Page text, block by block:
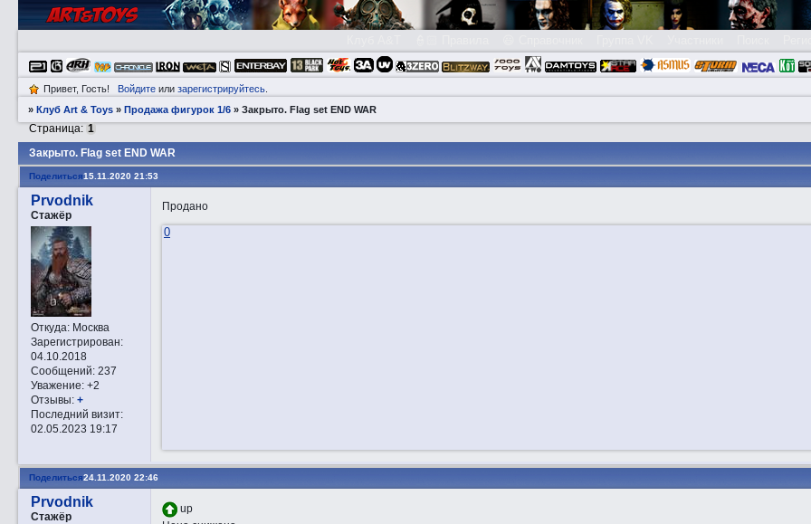
Привет, Гость! Войдитеили зарегистрируйтесь.
»Клуб Art & Toys »Продажа фигурок 1/6 »Закрытo. Flag set END WAR
Закрытo. Flag set END WAR
Страница: 1
Поделиться15.11.2020 21:53
Prvodnik
Стажёр
Откуда:Москва
Зарегистрирован:
04.10.2018
Сообщений:237
Уважение: +2
Отзывы: +
Последний визит:
02.05.2023 19:17
Продано
0
Поделиться24.11.2020 22:46
Prvodnik
Стажёр
up